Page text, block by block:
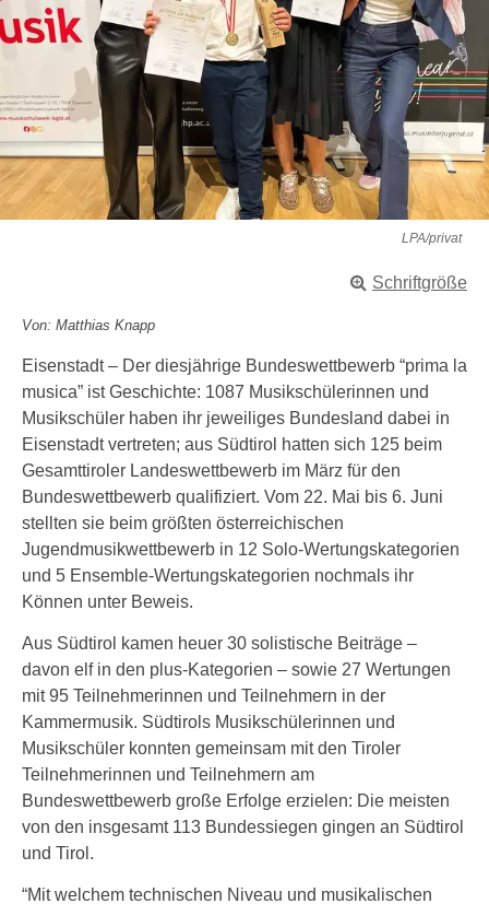
LPA/privat
Schriftgröße
Von: Matthias Knapp
Eisenstadt – Der diesjährige Bundeswettbewerb “prima la
musica” ist Geschichte: 1087 Musikschülerinnen und
Musikschüler haben ihr jeweiliges Bundesland dabei in
Eisenstadt vertreten; aus Südtirol hatten sich 125 beim
Gesamttiroler Landeswettbewerb im März für den
Bundeswettbewerb qualifiziert. Vom 22. Mai bis 6. Juni
stellten sie beim größten österreichischen
Jugendmusikwettbewerb in 12 Solo-Wertungskategorien
und 5 Ensemble-Wertungskategorien nochmals ihr
Können unter Beweis.
Aus Südtirol kamen heuer 30 solistische Beiträge –
davon elf in den plus-Kategorien – sowie 27 Wertungen
mit 95 Teilnehmerinnen und Teilnehmern in der
Kammermusik. Südtirols Musikschülerinnen und
Musikschüler konnten gemeinsam mit den Tiroler
Teilnehmerinnen und Teilnehmern am
Bundeswettbewerb große Erfolge erzielen: Die meisten
von den insgesamt 113 Bundessiegen gingen an Südtirol
und Tirol.
“Mit welchem technischen Niveau und musikalischen